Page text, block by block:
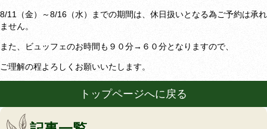
8/11（金）～8/16（水）までの期間は、休日扱いとなる為ご予約は承れ
ません。
また、ビュッフェのお時間も９０分→６０分となりますので、
ご理解の程よろしくお願いいたします。
トップページへに戻る